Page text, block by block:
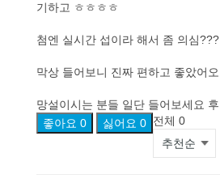
기하고 ㅎㅎㅎㅎ
첨엔 실시간 섭이라 해서 좀 의심
막상 들어보니 진짜 편하고 좋았어
망설이시는 분들 일단 들어보세요
좋아요 0 싫어요 0 전체 0